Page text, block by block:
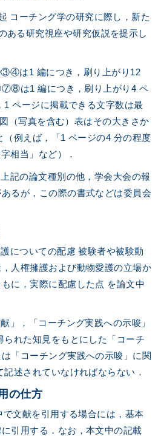
コーチング学の研究に際し，新た
ある研究視座や研究仮説を提示し
は1 編につき，刷り上がり12
は1 編につき，刷り上がり4 ペ
1 ページに掲載できる文字数は最
（写真を含む）表はその大きさか
（例えば，「1 ページの4 分の程度
相当」など）．
記の論文種別の他，学会大会の報
るが，この際の書式などは委員会
についての配慮 被験者や被験動
人権擁護および動物愛護の立場か
に，実際に配慮した点 を論文中
」，「コーチング実践への示唆」
られた知見をもとにした「コーチ
「コーチング実践への示唆」に関
述されていなければならない．
の仕方
文献を引用する場合には，基本
引用する．なお，本文中の記載